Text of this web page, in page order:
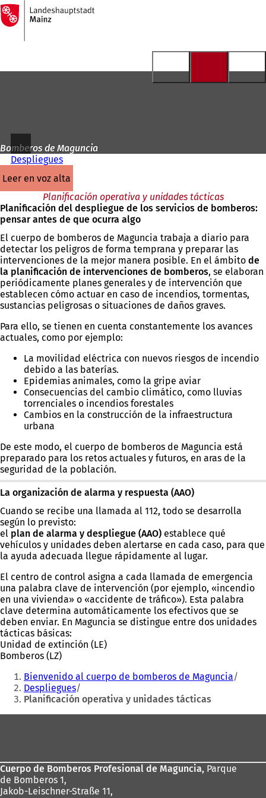
Saltar al contenido
A
la
página
Bomberos de Maguncia
Despliegues
leer en voz alta
Planificación operativa y unidades tácticas
Planificación del despliegue de los servicios de bomberos:
pensar antes de que ocurra algo
El cuerpo de bomberos de Maguncia trabaja a diario para
detectar los peligros de forma temprana y preparar las
intervenciones de la mejor manera posible. En el ámbito de
la planificación de intervenciones de bomberos, se elaboran
periódicamente planes generales y de intervención que
establecen cómo actuar en caso de incendios, tormentas,
sustancias peligrosas o situaciones de daños graves.
Para ello, se tienen en cuenta constantemente los avances
actuales, como por ejemplo:
La movilidad eléctrica con nuevos riesgos de incendio
debido a las baterías.
Epidemias animales, como la gripe aviar
Consecuencias del cambio climático, como lluvias
torrenciales o incendios forestales
Cambios en la construcción de la infraestructura
urbana
De este modo, el cuerpo de bomberos de Maguncia está
preparado para los retos actuales y futuros, en aras de la
seguridad de la población.
La organización de alarma y respuesta (AAO)
Cuando se recibe una llamada al 112, todo se desarrolla
según lo previsto:
el plan de alarma y despliegue (AAO) establece qué
vehículos y unidades deben alertarse en cada caso, para que
la ayuda adecuada llegue rápidamente al lugar.
El centro de control asigna a cada llamada de emergencia
una palabra clave de intervención (por ejemplo, «incendio
en una vivienda» o «accidente de tráfico»). Esta palabra
clave determina automáticamente los efectivos que se
deben enviar. En Maguncia se distingue entre dos unidades
tácticas básicas:
Unidad de extinción (LE)
Bomberos (LZ)
Estás
aquí:
Bienvenido al cuerpo de bomberos de Maguncia
Despliegues
Planificación operativa y unidades tácticas
pies
Cuerpo de Bomberos Profesional de Maguncia, Parque
de Bomberos 1,
Jakob-Leischner-Straße 11,